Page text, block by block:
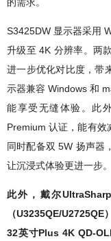
的需求。
S3425DW 显示器采用
升级至 4K 分辨率。两
进一步优化对比度，带
示器兼容 Windows 和
能享受无缝体验。此
Premium 认证，能有效
同时配备双 5W 扬声器
让沉浸式体验更进一步。
此外，戴尔
（U3235QE/U2725QE）
32英寸Plus 4K QD-